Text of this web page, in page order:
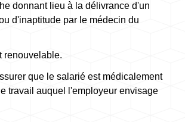
donnant lieu à la délivrance d'un
d'inaptitude par le médecin du
renouvelable.
que le salarié est médicalement
travail auquel l'employeur envisage